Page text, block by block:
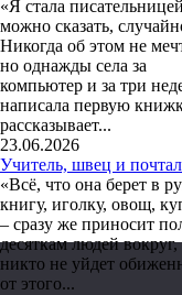
«Я стала
можно сказать,
Никогда об этом не
но однажды села за
компьютер и за три
написала первую
рассказывает...
23.06.2026
Учитель, швец и
«Всё, что она берет в
книгу, иголку, овощ,
– сразу же приносит
десяткам людей вокруг,
никто не уйдет
от этого...